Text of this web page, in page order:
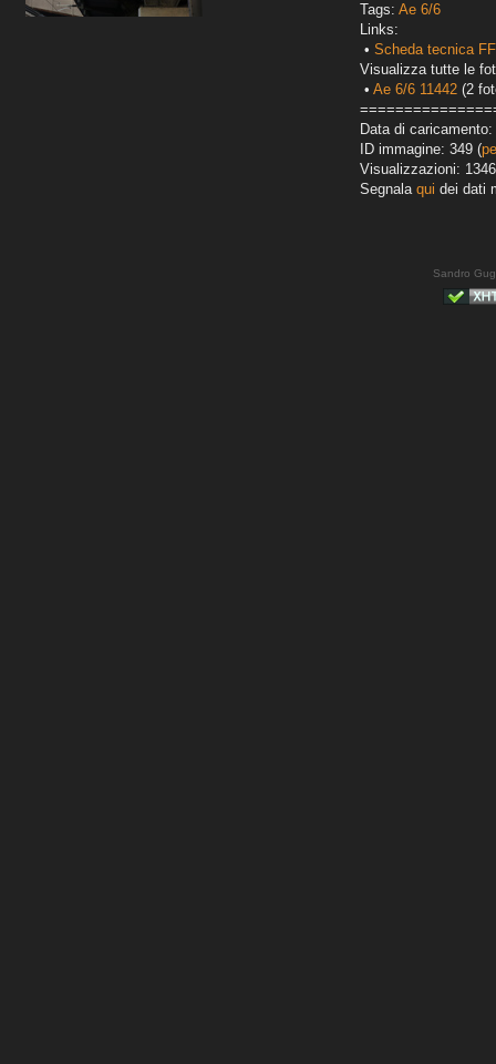
Tags: Ae 6/6
Links:
• Scheda tecnica
Visualizza tutte le
• Ae 6/6 11442 (2
Data di caricamento:
ID immagine: 349 (
Visualizzazioni: 1346
Segnala qui dei dati
Sandro